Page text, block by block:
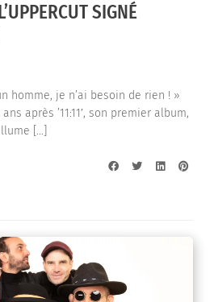
SIGNÉ
homme, je n’ai besoin de rien ! »
après ’11:11′, son premier album,
[…]